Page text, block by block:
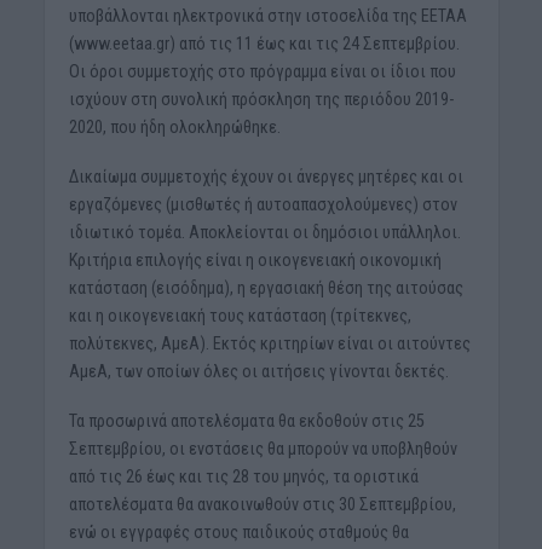
υποβάλλονται ηλεκτρονικά στην ιστοσελίδα της ΕΕΤΑΑ
(www.eetaa.gr) από τις 11 έως και τις 24 Σεπτεμβρίου.
Οι όροι συμμετοχής στο πρόγραμμα είναι οι ίδιοι που
ισχύουν στη συνολική πρόσκληση της περιόδου 2019-
2020, που ήδη ολοκληρώθηκε.
Δικαίωμα συμμετοχής έχουν οι άνεργες μητέρες και οι
εργαζόμενες (μισθωτές ή αυτοαπασχολούμενες) στον
ιδιωτικό τομέα. Αποκλείονται οι δημόσιοι υπάλληλοι.
Κριτήρια επιλογής είναι η οικογενειακή οικονομική
κατάσταση (εισόδημα), η εργασιακή θέση της αιτούσας
και η οικογενειακή τους κατάσταση (τρίτεκνες,
πολύτεκνες, ΑμεΑ). Εκτός κριτηρίων είναι οι αιτούντες
ΑμεΑ, των οποίων όλες οι αιτήσεις γίνονται δεκτές.
Τα προσωρινά αποτελέσματα θα εκδοθούν στις 25
Σεπτεμβρίου, οι ενστάσεις θα μπορούν να υποβληθούν
από τις 26 έως και τις 28 του μηνός, τα οριστικά
αποτελέσματα θα ανακοινωθούν στις 30 Σεπτεμβρίου,
ενώ οι εγγραφές στους παιδικούς σταθμούς θα